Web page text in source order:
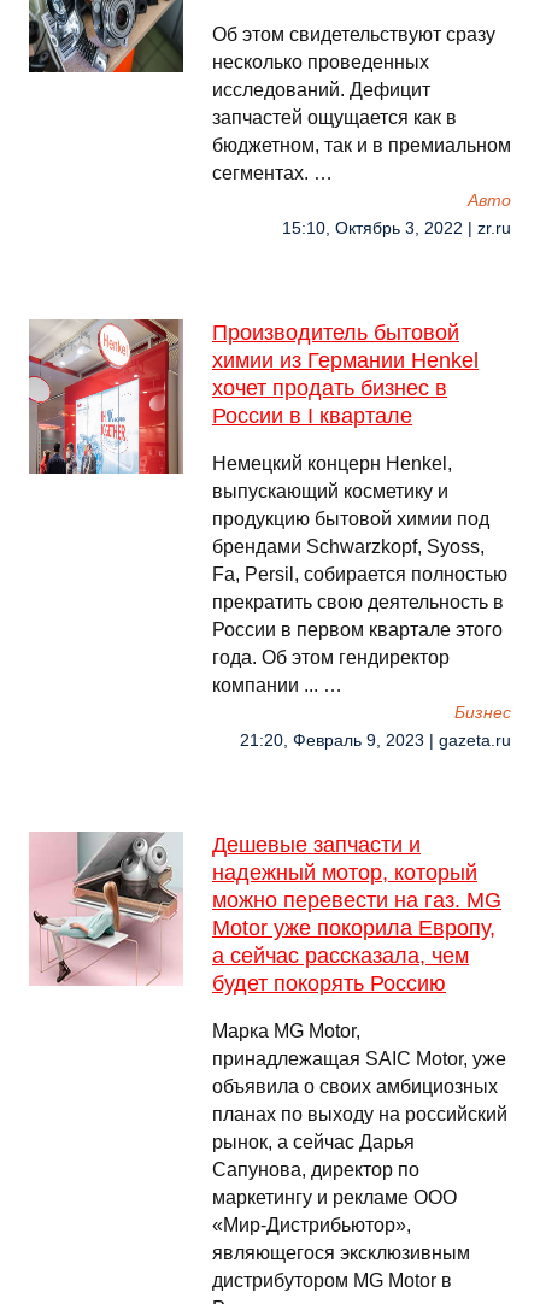
Об этом свидетельствуют сразу
несколько проведенных
исследований. Дефицит
запчастей ощущается как в
бюджетном, так и в премиальном
сегментах. …
Авто
15:10, Октябрь 3, 2022 | zr.ru
Производитель бытовой
химии из Германии Henkel
хочет продать бизнес в
России в I квартале
Немецкий концерн Henkel,
выпускающий косметику и
продукцию бытовой химии под
брендами Schwarzkopf, Syoss,
Fa, Persil, собирается полностью
прекратить свою деятельность в
России в первом квартале этого
года. Об этом гендиректор
компании ... …
Бизнес
21:20, Февраль 9, 2023 | gazeta.ru
Дешевые запчасти и
надежный мотор, который
можно перевести на газ. MG
Motor уже покорила Европу,
а сейчас рассказала, чем
будет покорять Россию
Марка MG Motor,
принадлежащая SAIC Motor, уже
объявила о своих амбициозных
планах по выходу на российский
рынок, а сейчас Дарья
Сапунова, директор по
маркетингу и рекламе ООО
«Мир-Дистрибьютор»,
являющегося эксклюзивным
дистрибутором MG Motor в